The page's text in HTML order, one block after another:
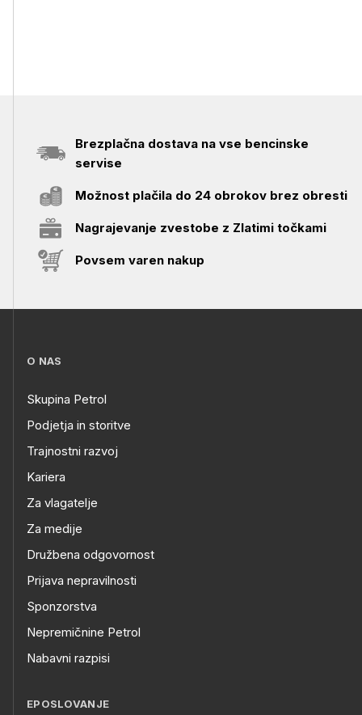
Brezplačna dostava na vse bencinske
servise
Možnost plačila do 24 obrokov brez obresti
Nagrajevanje zvestobe z Zlatimi točkami
Povsem varen nakup
O NAS
Skupina Petrol
Podjetja in storitve
Trajnostni razvoj
Kariera
Za vlagatelje
Za medije
Družbena odgovornost
Prijava nepravilnosti
Sponzorstva
Nepremičnine Petrol
Nabavni razpisi
EPOSLOVANJE